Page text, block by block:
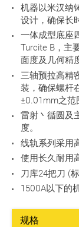
机器以米汉纳
设计，确保长
一体成型底座
Turcite B，主
面度及几何精
三轴预拉高精
装，确保螺杆
±0.01mm之范
雷射丶循圆及
度。
线轨系列采用
使用长久耐用
刀库24把刀 (
1500A以下的
规格